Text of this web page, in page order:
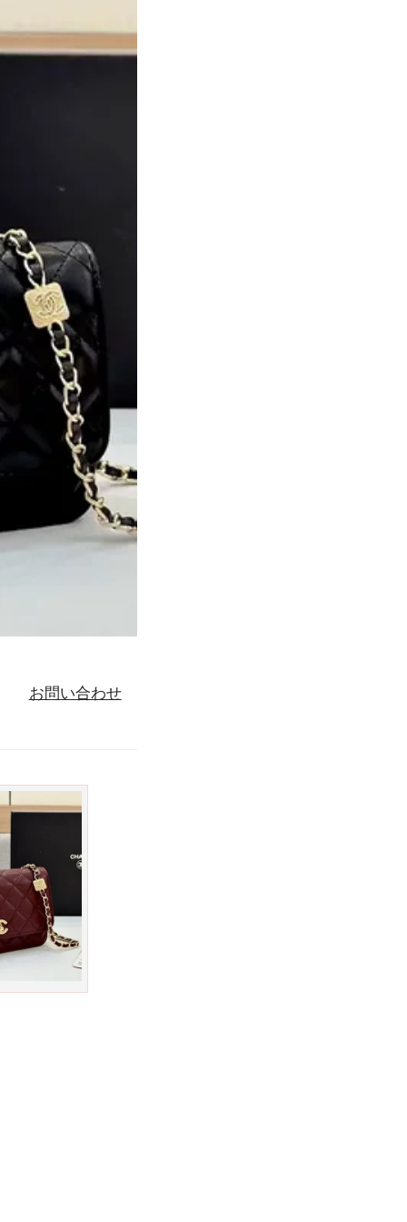
お問い合わせ